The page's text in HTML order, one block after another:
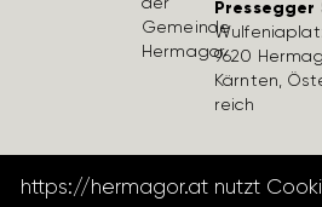
https://hermagor.at nutzt
Pressegger
9620
Kärnten,
reich